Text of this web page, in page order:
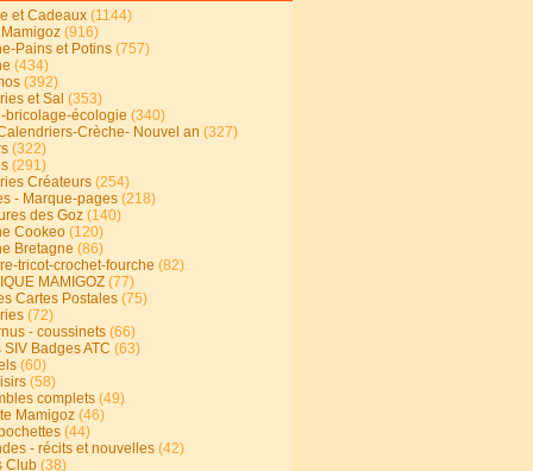
et Cadeaux (1144)
(916)
Pains et Potins (757)
(434)
(392)
et Sal (353)
bricolage-écologie (340)
Crèche- Nouvel an (327)
(322)
(291)
Créateurs (254)
- Marque-pages (218)
des Goz (140)
Cookeo (120)
Bretagne (86)
tricot-crochet-fourche (82)
MAMIGOZ (77)
Cartes Postales (75)
(72)
- coussinets (66)
Badges ATC (63)
(60)
(58)
complets (49)
Mamigoz (46)
(44)
- récits et nouvelles (42)
Club (38)